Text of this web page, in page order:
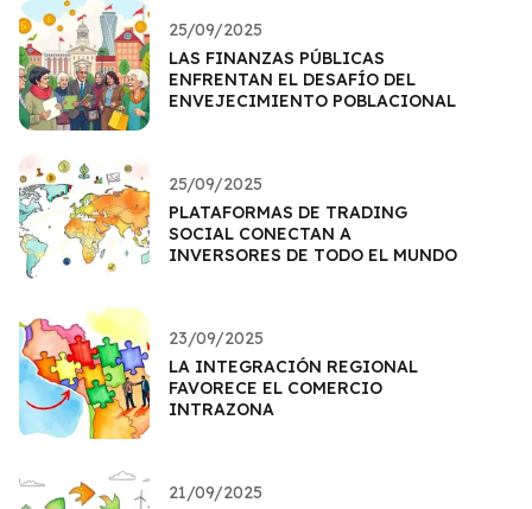
25/09/2025
LAS FINANZAS PÚBLICAS
ENFRENTAN EL DESAFÍO DEL
ENVEJECIMIENTO POBLACIONAL
25/09/2025
PLATAFORMAS DE TRADING
SOCIAL CONECTAN A
INVERSORES DE TODO EL MUNDO
23/09/2025
LA INTEGRACIÓN REGIONAL
FAVORECE EL COMERCIO
INTRAZONA
21/09/2025